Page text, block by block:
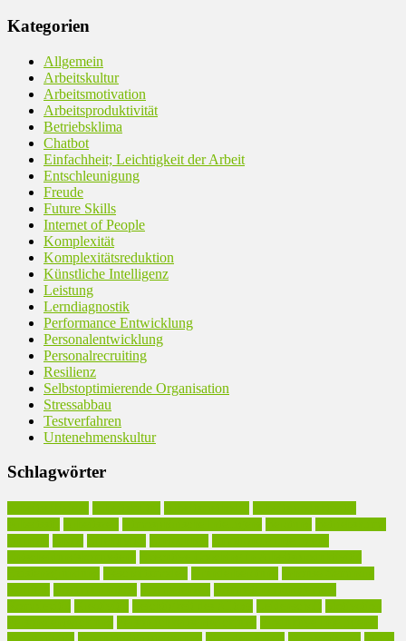
Kategorien
Allgemein
Arbeitskultur
Arbeitsmotivation
Arbeitsproduktivität
Betriebsklima
Chatbot
Einfachheit; Leichtigkeit der Arbeit
Entschleunigung
Freude
Future Skills
Internet of People
Komplexität
Komplexitätsreduktion
Künstliche Intelligenz
Leistung
Lerndiagnostik
Performance Entwicklung
Personalentwicklung
Personalrecruiting
Resilienz
Selbstoptimierende Organisation
Stressabbau
Testverfahren
Untenehmenskultur
Schlagwörter